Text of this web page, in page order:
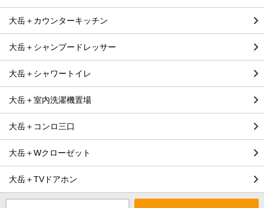
大岳＋カウンターキッチン
大岳＋シャンプードレッサー
大岳＋シャワートイレ
大岳＋室内洗濯機置場
大岳＋コンロ三口
大岳＋Wクローゼット
大岳＋TVドアホン